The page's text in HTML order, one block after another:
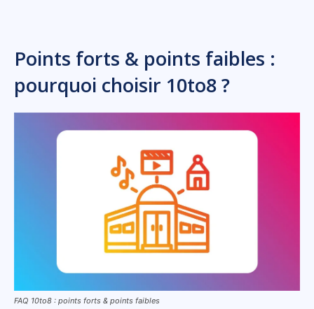
Points forts & points faibles :
pourquoi choisir 10to8 ?
FAQ 10to8 : points forts & points faibles